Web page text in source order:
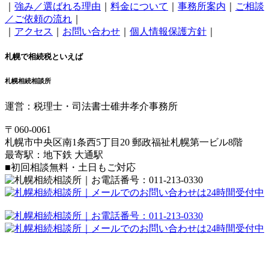
強み／選ばれる理由 料金について 事務所案内
ご相談
／ご依頼の流れ
アクセス お問い合わせ 個人情報保護方針
札幌で相続税といえば
札幌相続相談所
運営：税理士・司法書士碓井孝介事務所
〒060-0061
札幌市中央区南1条西5丁目20 郵政福祉札幌第一ビル8階
最寄駅：地下鉄 大通駅
■初回相談無料・土日もご対応